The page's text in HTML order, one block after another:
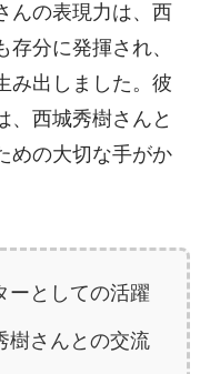
んの表現力は、西
分に発揮され、
み出しました。彼
、西城秀樹さんと
めの大切な手がか
ーとしての活躍
樹さんとの交流